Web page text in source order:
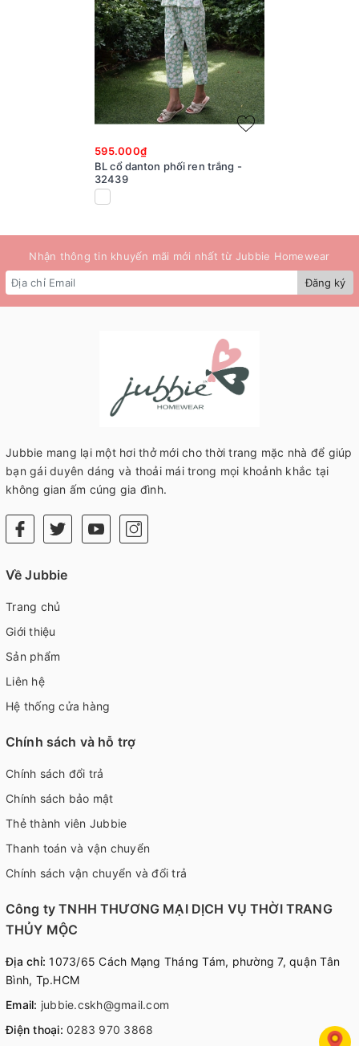
595.000₫
BL cổ danton phối ren trắng -
32439
Nhận thông tin khuyến mãi mới nhất từ Jubbie Homewear
Đăng ký
Jubbie mang lại một hơi thở mới cho thời trang mặc nhà để giúp
bạn gái duyên dáng và thoải mái trong mọi khoảnh khắc tại
không gian ấm cúng gia đình.
Về Jubbie
Trang chủ
Giới thiệu
Sản phẩm
Liên hệ
Hệ thống cửa hàng
Chính sách và hỗ trợ
Chính sách đổi trả
Chính sách bảo mật
Thẻ thành viên Jubbie
Thanh toán và vận chuyển
Chính sách vận chuyển và đổi trả
Công ty TNHH THƯƠNG MẠI DỊCH VỤ THỜI TRANG
THỦY MỘC
Địa chỉ: 1073/65 Cách Mạng Tháng Tám, phường 7, quận Tân
Bình, Tp.HCM
Email: jubbie.cskh@gmail.com
Điện thoại: 0283 970 3868